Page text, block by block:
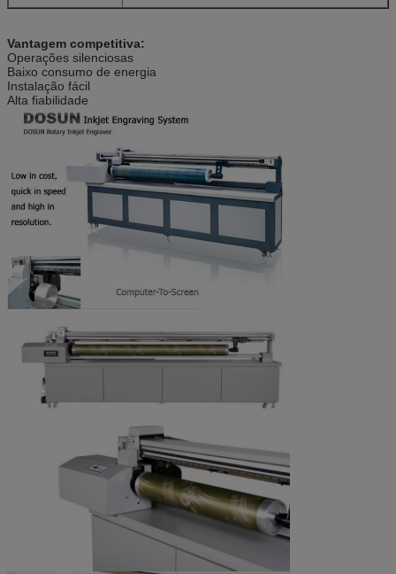
Vantagem competitiva:
Operações silenciosas
Baixo consumo de energia
Instalação fácil
Alta fiabilidade